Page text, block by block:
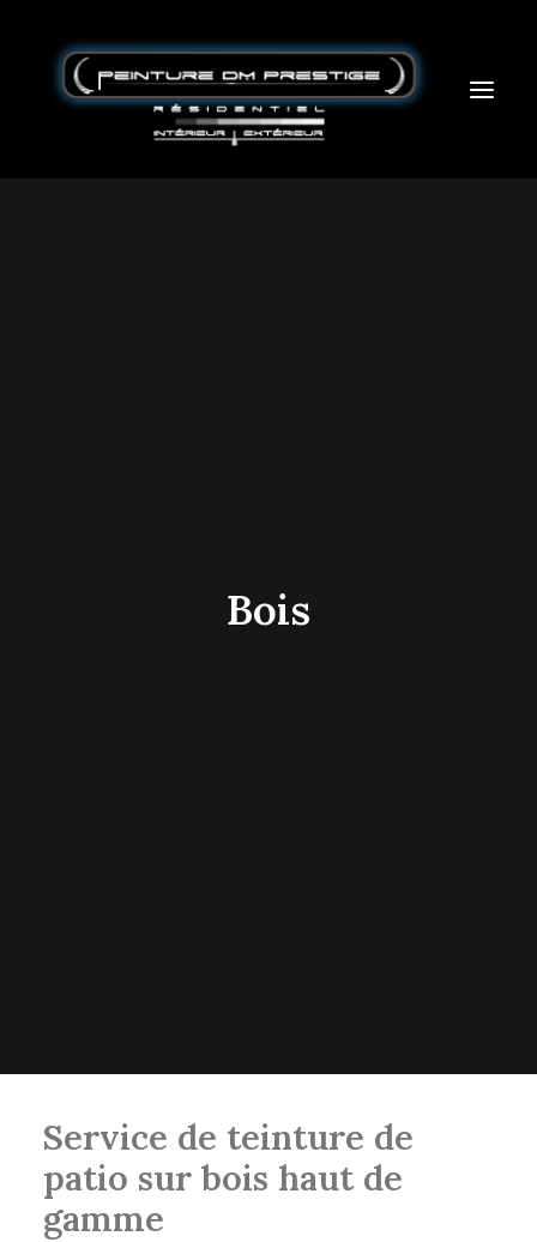
Bois
Service de teinture de
patio sur bois haut de
gamme